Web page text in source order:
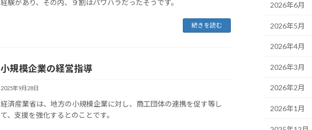
経験があり、その内、９割はパワハラだったそうです。
続きを読む
小規模企業の経営指導
2025年9月28日
経済産業省は、地方の小規模企業に対し、商工団体の連携を促す等し
て、支援を強化するとのことです。
2026年6月
2026年5月
2026年4月
2026年3月
2026年2月
2026年1月